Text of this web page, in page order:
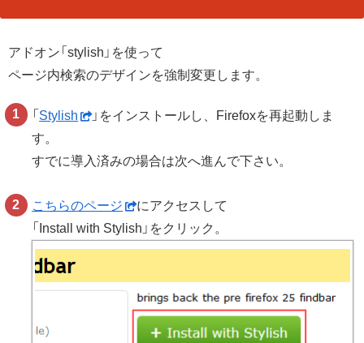
アドオン「stylish」を使って
ページ内検索のデザインを強制変更します。
「 Stylish
」をインストールし、Firefoxを再起動しま
す。
すでに導入済みの場合は次へ進んで下さい。
こちらのページ
にアクセスして
「Install with Stylish」をクリック。